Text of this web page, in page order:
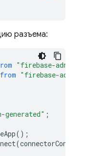
разъема:
"firebase-admin/
from "firebase-
generated" ;
();
(connectorConfig